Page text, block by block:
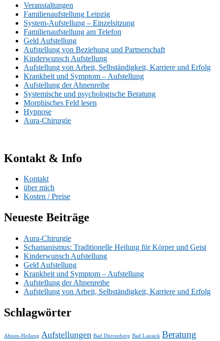
Veranstaltungen
Familienaufstellung Leipzig
System-Aufstellung – Einzelsitzung
Familienaufstellung am Telefon
Geld Aufstellung
Aufstellung von Beziehung und Partnerschaft
Kinderwunsch Aufstellung
Aufstellung von Arbeit, Selbständigkeit, Karriere und Erfolg
Krankheit und Symptom – Aufstellung
Aufstellung der Ahnenreihe
Systemische und psychologische Beratung
Morphisches Feld lesen
Hypnose
Aura-Chirurgie
Kontakt & Info
Kontakt
über mich
Kosten / Preise
Neueste Beiträge
Aura-Chirurgie
Schamanismus: Traditionelle Heilung für Körper und Geist
Kinderwunsch Aufstellung
Geld Aufstellung
Krankheit und Symptom – Aufstellung
Aufstellung der Ahnenreihe
Aufstellung von Arbeit, Selbständigkeit, Karriere und Erfolg
Schlagwörter
Ahnen-Heilung Aufstellungen Bad Dürrenberg Bad Lausick Beratung